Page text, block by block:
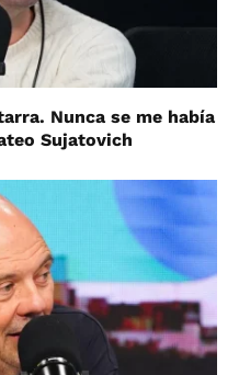
Nunca se me había
Sujatovich